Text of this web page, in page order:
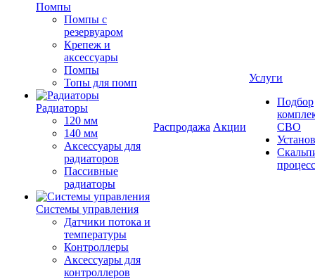
Помпы
Помпы с
резервуаром
Крепеж и
аксессуары
Помпы
Топы для помп
Радиаторы
120 мм
140 мм
Аксессуары для
радиаторов
Пассивные
радиаторы
Системы управления
Датчики потока и
температуры
Контроллеры
Аксессуары для
контроллеров
Распродажа Акции
Услуги
Подбор
СВО